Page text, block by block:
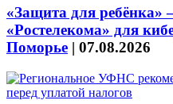
«Защита для ребёнка»
«Ростелекома» для
Поморье | 07.08.2026